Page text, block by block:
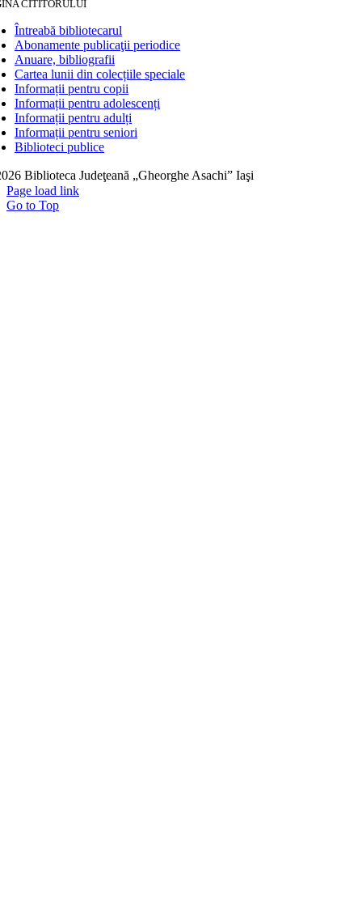
CITITORULUI
Întreabă bibliotecarul
Abonamente publicaţii periodice
Anuare, bibliografii
Cartea lunii din colecțiile speciale
Informații pentru copii
Informații pentru adolescenți
Informații pentru adulți
Informații pentru seniori
Biblioteci publice
Biblioteca Judeţeană „Gheorghe Asachi” Iaşi
Page load link
Go to Top